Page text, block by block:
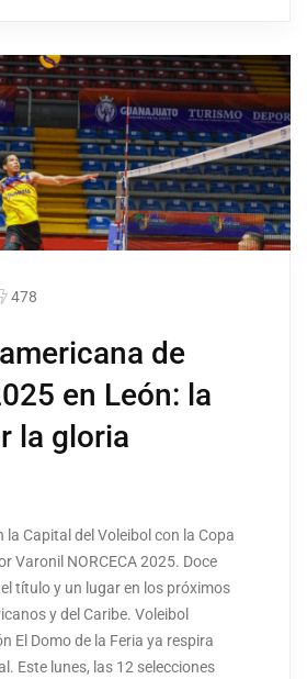
478
de
en León: la
la gloria
la Capital del Voleibol con la Copa
Varonil NORCECA 2025. Doce
título y un lugar en los próximos
y del Caribe. Voleibol
El Domo de la Feria ya respira
Este lunes, las 12 selecciones